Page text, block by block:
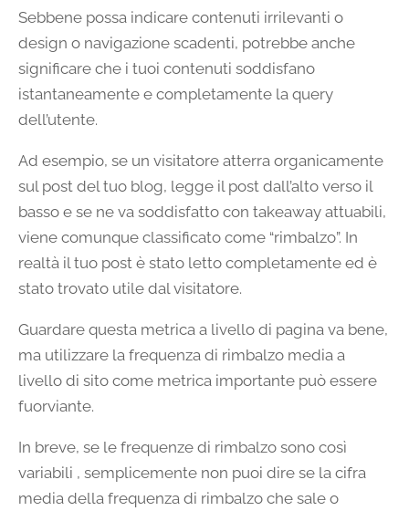
Sebbene possa indicare contenuti irrilevanti o
design o navigazione scadenti, potrebbe anche
significare che i tuoi contenuti soddisfano
istantaneamente e completamente la query
dell’utente.
Ad esempio, se un visitatore atterra organicamente
sul post del tuo blog, legge il post dall’alto verso il
basso e se ne va soddisfatto con takeaway attuabili,
viene comunque classificato come “rimbalzo”. In
realtà il tuo post è stato letto completamente ed è
stato trovato utile dal visitatore.
Guardare questa metrica a livello di pagina va bene,
ma utilizzare la frequenza di rimbalzo media a
livello di sito come metrica importante può essere
fuorviante.
In breve, se le frequenze di rimbalzo sono così
variabili , semplicemente non puoi dire se la cifra
media della frequenza di rimbalzo che sale o